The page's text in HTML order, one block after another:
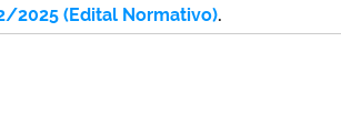
2025 (Edital Normativo).